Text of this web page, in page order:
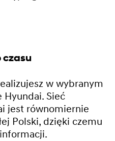
czasu
w wybranym
Hyundai. Sieć
jest równomiernie
Polski, dzięki czemu